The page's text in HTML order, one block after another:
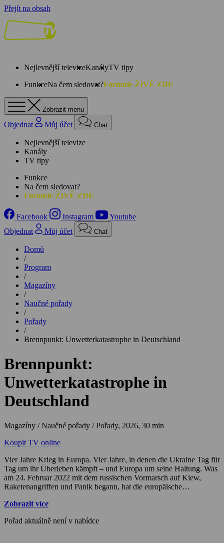
Přejít na obsah
Nejlevnější televizeKanályTV tipy
FunkceNa čem sledovat?Formule ŽIVĚ ZDE
Zobrazit menu
Objednat Můj účet Chat
Nejlevnější televize
Kanály
TV tipy
Funkce
Na čem sledovat?
Formule ŽIVĚ ZDE
Facebook Instagram
Youtube
Objednat
Můj účet Chat
Domů
/
Program
/
Magazíny
/
Naučné pořady
/
Pořady
/
Brennpunkt: Unwetterkatastrophe in Deutschland
Brennpunkt:
Unwetterkatastrophe in
Deutschland
Magazíny / Naučné pořady / Pořady, 2026, 30 min
Koupit TV online
Vier Jahre Krieg in Europa. Vier Jahre, in denen die Ukraine Tag für
Tag um ihr Überleben kämpft – und Europa um seine Haltung. Was
am 24. Februar 2022 mit dem russischen Vormarsch auf Kiew,
Raketenangriffen und Panik begann, hat die europäische
doch der Preis ist hoch: Tausende Tote, zerstörte Städte, Millionen
In Europa häufen sich Sabotageakte, Cyberangriffe und
Zobrazit více
Pořad aktuálně není v nabídce